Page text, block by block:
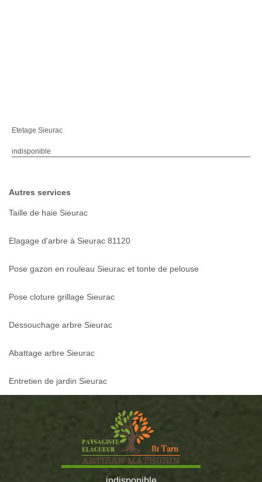
Etetage Sieurac
indisponible
Autres services
Taille de haie Sieurac
Elagage d'arbre à Sieurac 81120
Pose gazon en rouleau Sieurac et tonte de pelouse
Pose cloture grillage Sieurac
Dessouchage arbre Sieurac
Abattage arbre Sieurac
Entretien de jardin Sieurac